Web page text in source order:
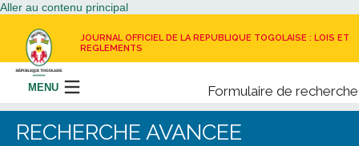
Aller au contenu principal
JOURNAL OFFICIEL DE LA REPUBLIQUE TOGOLAISE : LOIS ET
REGLEMENTS
Formulaire de recherche
Rechercher
MENU
RECHERCHE AVANCEE